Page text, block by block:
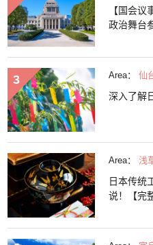
【国会
政治舞台
Area： 仙
深入了解
Area： 浅
日本传统
说！【完